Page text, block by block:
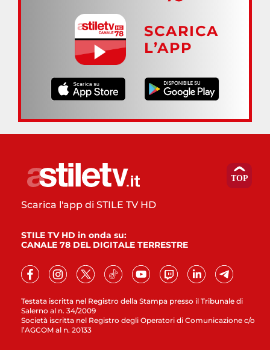
SCARICA
L’APP
Testata iscritta nel Registro della Stampa presso il Tribunale di
Salerno al n. 34/2009
Società iscritta nel Registro degli Operatori di Comunicazione c/o
l’AGCOM al n. 20133
Scarica l'app di STILE TV HD
STILE TV HD in onda su:
CANALE 78 DEL DIGITALE TERRESTRE